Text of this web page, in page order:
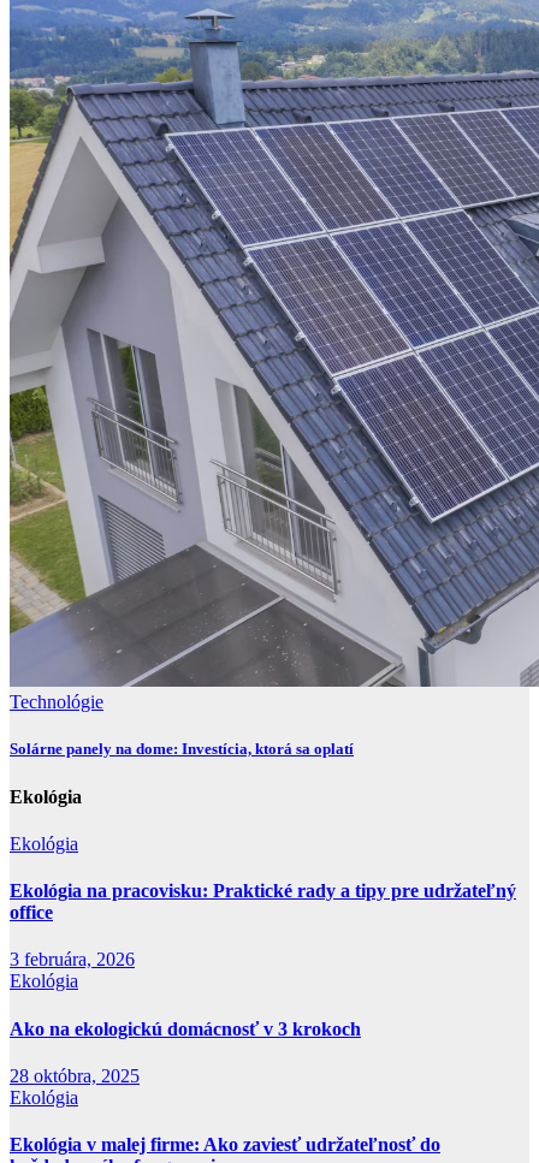
Technológie
Solárne panely na dome: Investícia, ktorá sa oplatí
Ekológia
Ekológia
Ekológia na pracovisku: Praktické rady a tipy pre udržateľný
office
3 februára, 2026
Ekológia
Ako na ekologickú domácnosť v 3 krokoch
28 októbra, 2025
Ekológia
Ekológia v malej firme: Ako zaviesť udržateľnosť do